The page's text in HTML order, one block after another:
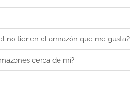
no tienen el armazón que me gusta?
cerca de mí?